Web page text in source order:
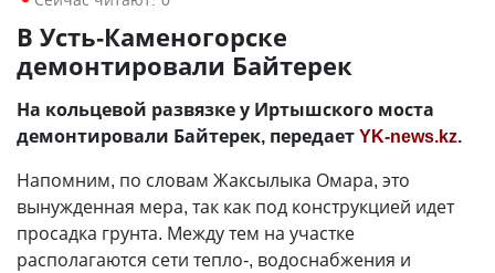
В Усть-Каменогорске
демонтировали Байтерек
На кольцевой развязке у Иртышского моста
демонтировали Байтерек, передаетYK-news.kz.
Напомним, по словам Жаксылыка Омара, это
вынужденная мера, так как под конструкцией идет
просадка грунта. Между тем на участке
располагаются сети тепло-, водоснабжения и